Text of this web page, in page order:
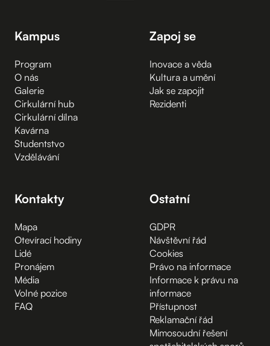
Kampus
Program
O nás
Galerie
Cirkulární hub
Cirkulární dílna
Kavárna
Studentstvo
Vzdělávání
Zapoj se
Inovace a věda
Kultura a umění
Jak se zapojit
Rezidenti
Kontakty
Mapa
Otevírací hodiny
Lidé
Pronájem
Média
Volné pozice
FAQ
Ostatní
GDPR
Návštěvní řád
Cookies
Právo na informace
Informace k právu na
informace
Přístupnost
Reklamační řád
Mimosoudní řešení